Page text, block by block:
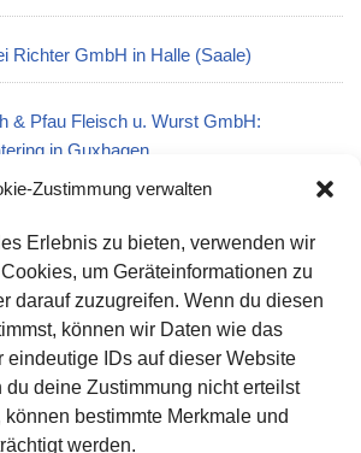
Zustimmung verwalten
Erlebnis zu bieten, verwenden wir
um Geräteinformationen zu
darauf zuzugreifen. Wenn du diesen
können wir Daten wie das
eindeutige IDs auf dieser Website
du deine Zustimmung nicht erteilst
bestimmte Merkmale und
werden.
Richter GmbH in Halle (Saale)
& Pfau Fleisch u. Wurst GmbH:
in Guxhagen
Partyservice und Catering in